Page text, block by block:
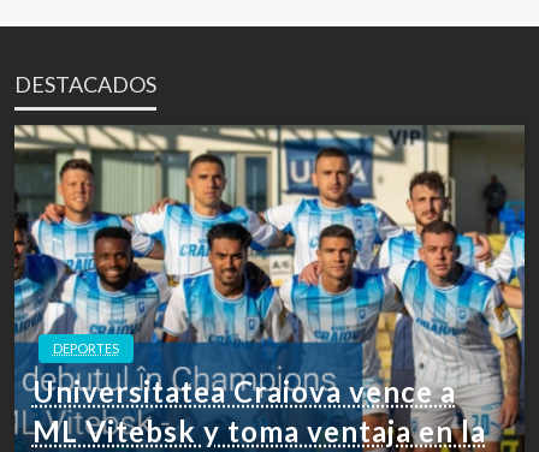
DESTACADOS
DEPORTES
Universitatea Craiova vence a
ML Vitebsk y toma ventaja en la